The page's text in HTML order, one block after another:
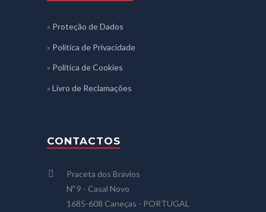
» Proteção de Dados
» Política de Privacidade
» Política de Cookies
» Livro de Reclamações
CONTACTOS
Praceta dos Bravios
Nº 9 - Casal Novo
1685-608 Caneças - PORTUGAL